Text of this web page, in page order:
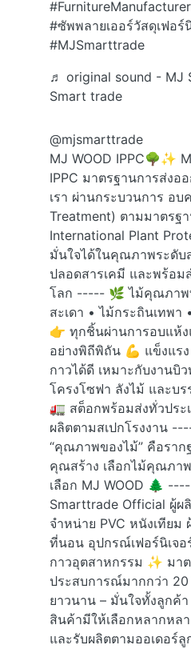
#FurnitureManufacturer
#ซัพพลายเออร์วัสดุเฟอร์
#MJSmarttrade
♬ original sound - MJ
Smart trade
@mjsmarttrade
MJ WOOD IPPC🌳✨
IPPC มาตรฐานการส่ง
เรา ผ่านกระบวนการ อ
Treatment) ตามมาตรฐา
International Plant
มั่นใจได้ในคุณภาพระดั
ปลอดสารเคมี และพร้อม
โลก ----- 🌿 ไม้คุณภาพ
สะเดา • ไม้กระถินเทพ
👉 ทุกชิ้นผ่านการอบแห้
อย่างพิถีพิถัน 💪 แข็งแรง
กาวได้ดี เหมาะกับงานบิ
โครงโซฟา ลังไม้ และบ
🚛 สต็อกพร้อมส่งทั่วประ
ผลิตตามสเปกโรงงาน
“คุณภาพของไม้” คือรา
คุณสร้าง เลือกไม้คุณภา
เลือก MJ WOOD 🌲
Smarttrade Official ผู้ผ
จำหน่าย PVC หนังเทียม
ที่นอน อุปกรณ์เฟอร์นิเจอ
กาวอุตสาหกรรม ✨ มา
ประสบการณ์มากกว่า
ยาวนาน – มั่นใจทั้งลูกค้
สินค้ามีให้เลือกหลากหล
และรับผลิตตามออเดอร์